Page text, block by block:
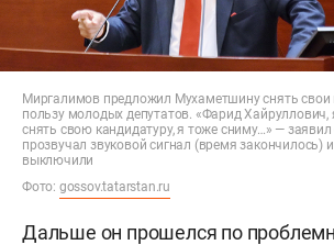
Миргалимов предложил Мухаметшину снять свои
пользу молодых депутатов. «Фарид
снять свою кандидатуру, я тоже сниму…» —
прозвучал звуковой сигнал (время закончилось)
выключили
Фото: gossov.tatarstan.ru
Дальше он прошелся по